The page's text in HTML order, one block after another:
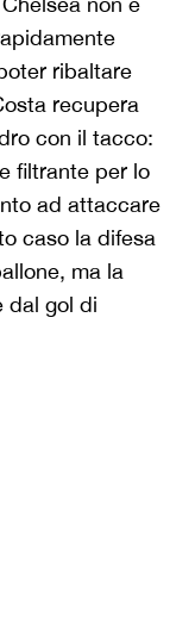
ribaltare
recupera
con il tacco:
filtrante per lo
ad attaccare
caso la difesa
ma la
dal gol di